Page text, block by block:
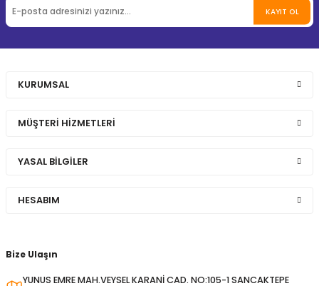
KAYIT OL
Bize Ulaşın
YUNUS EMRE MAH.VEYSEL KARANİ CAD. NO:105-1 SANCAKTEPE
KURUMSAL
MÜŞTERİ HİZMETLERİ
YASAL BİLGİLER
HESABIM